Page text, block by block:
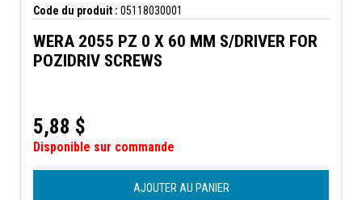
Code du produit : 05118030001
WERA 2055 PZ 0 X 60 MM S/DRIVER FOR
POZIDRIV SCREWS
5,88 $
Disponible sur commande
AJOUTER AU PANIER